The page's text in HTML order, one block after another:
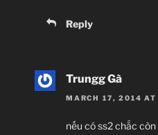
Reply
Trungg Gà
MARCH 17, 2014
nếu có ss2 chắc